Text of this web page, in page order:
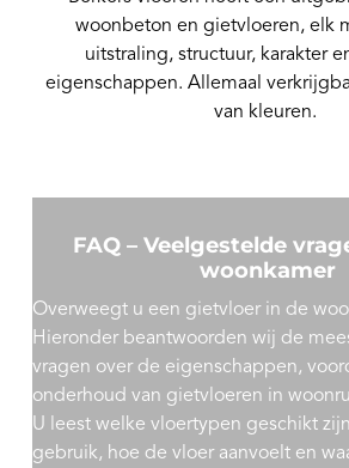
woonbeton en gietvloeren, elk
uitstraling, structuur, karakter
eigenschappen. Allemaal
van kleuren.
FAQ – Veelgestelde
woonkamer
Overweegt u een gietvloer in de
Hieronder beantwoorden wij de
vragen over de eigenschappen,
onderhoud van gietvloeren in
U leest welke vloertypen geschikt
gebruik, hoe de vloer aanvoelt en